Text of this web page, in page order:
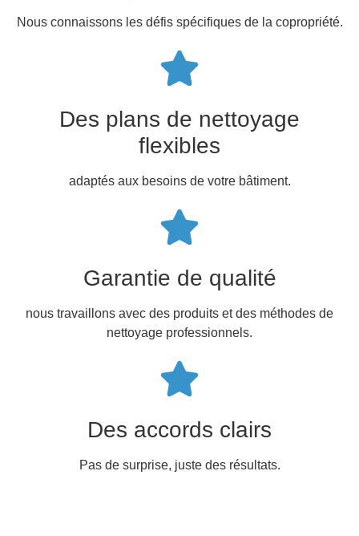
Nous connaissons les défis spécifiques de la copropriété.
Des plans de nettoyage
flexibles
adaptés aux besoins de votre bâtiment.
Garantie de qualité
nous travaillons avec des produits et des méthodes de
nettoyage professionnels.
Des accords clairs
Pas de surprise, juste des résultats.